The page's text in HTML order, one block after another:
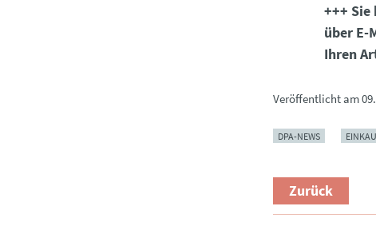
+++ Sie
über E-
Ihren
Veröffentlicht am
DPA-NEWS
Zurück